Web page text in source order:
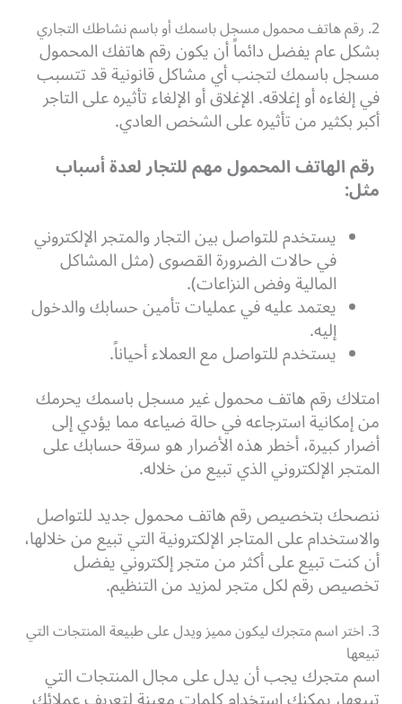
2. رقم هاتف محمول مسجل باسمك أو باسم نشاطك التجاري
بشكل عام يفضل دائماً أن يكون رقم هاتفك المحمول
مسجل باسمك لتجنب أي مشاكل قانونية قد تتسبب
في إلغاءه أو إغلاقه. الإغلاق أو الإلغاء تأثيره على التاجر
أكبر بكثير من تأثيره على الشخص العادي.
رقم الهاتف المحمول مهم للتجار لعدة أسباب
مثل:
يستخدم للتواصل بين التجار والمتجر الإلكتروني
في حالات الضرورة القصوى (مثل المشاكل
المالية وفض النزاعات).
يعتمد عليه في عمليات تأمين حسابك والدخول
إليه.
يستخدم للتواصل مع العملاء أحياناً.
امتلاك رقم هاتف محمول غير مسجل باسمك يحرمك
من إمكانية استرجاعه في حالة ضياعه مما يؤدي إلى
أضرار كبيرة، أخطر هذه الأضرار هو سرقة حسابك على
المتجر الإلكتروني الذي تبيع من خلاله.
ننصحك بتخصيص رقم هاتف محمول جديد للتواصل
والاستخدام على المتاجر الإلكترونية التي تبيع من خلالها،
أن كنت تبيع على أكثر من متجر إلكتروني يفضل
تخصيص رقم لكل متجر لمزيد من التنظيم.
3. اختر اسم متجرك ليكون مميز ويدل على طبيعة المنتجات التي
تبيعها
اسم متجرك يجب أن يدل على مجال المنتجات التي